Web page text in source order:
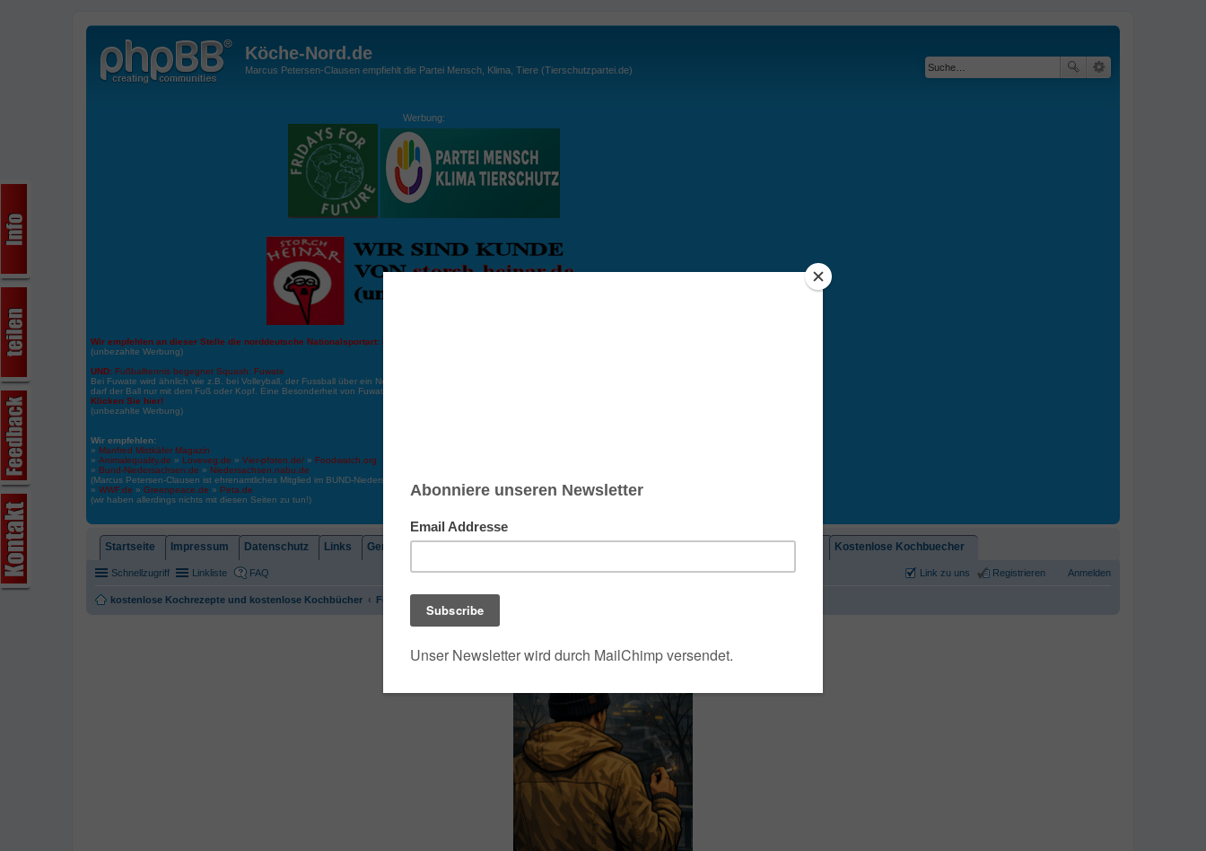
Köche-Nord.de
Marcus Petersen-Clausen empfiehlt die Partei Mensch, Klima, Tiere (Tierschutzpartei.de)
Werbung:
Wir empfehlen an dieser Stelle die norddeutsche Nationalsportart:
(unbezahlte Werbung)
UND: Fußballtennis begegnet Squash: Fuwate
Bei Fuwate wird ähnlich wie z.B. bei Volleyball, der Fussball über ein Netz gespielt. Wichtig: der Ball darf zu keiner Zeit den Boden berühren. Gespielt werden
darf der Ball nur mit dem Fuß oder Kopf. Eine Besonderheit von Fuwate ist, dass der Ball ähnlich wie beim Squash, auch über die Wände gespielt werden darf.
Klicken Sie hier!
(unbezahlte Werbung)
Wir empfehlen:
» Manfred Mistkäfer Magazin
» Animalequality.de » Loveveg.de » Vier-pfoten.de/ » Foodwatch.org
» Bund-Niedersachsen.de » Niedersachsen.nabu.de
(Marcus Petersen-Clausen ist ehrenamtliches Mitglied im BUND-Niedersachsen und Niedersachsen Nabu)
» WWF.de » Greenpeace.de » Peta.de
(wir haben allerdings nichts mit diesen Seiten zu tun!)
Startseite Impressum Datenschutz Links Gemeindebrief Kostenlose Kochbuecher
Schnellzugriff Linkliste FAQ Anmelden
Registrieren
Link zu uns
kostenlose Kochrezepte und kostenlose Kochbücher Foren-Übersicht